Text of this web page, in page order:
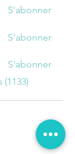
S'abonner
S'abonner
S'abonner